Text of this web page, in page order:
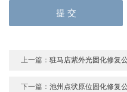
上一篇：驻马店紫外光固化修复
下一篇：池州点状原位固化修复